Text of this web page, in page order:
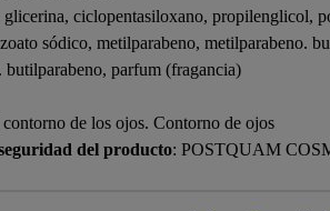
glicerina, ciclopentasiloxano, propilenglicol,
sódico, metilparabeno, metilparabeno.
parfum (fragancia)
de los ojos. Contorno de ojos
del producto: POSTQUAM